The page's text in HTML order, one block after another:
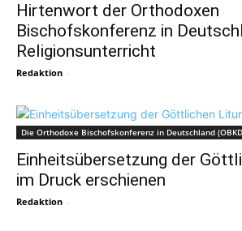
Hirtenwort der Orthodoxen
Bischofskonferenz in
Religionsunterricht
Redaktion -
Die Orthodoxe Bischofskonferenz in Deutschland
Einheitsübersetzung der
im Druck erschienen
Redaktion -